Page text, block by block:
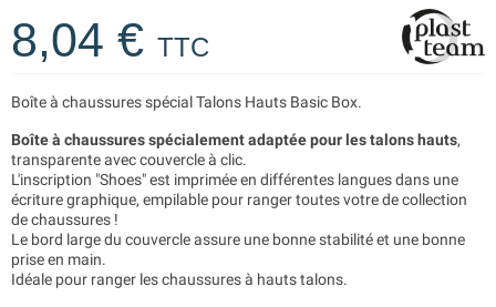
8,04 € TTC
Boîte à chaussures spécial Talons Hauts Basic Box.
Boîte à chaussures spécialement adaptée pour les talons hauts,
transparente avec couvercle à clic.
L'inscription "Shoes" est imprimée en différentes langues dans une
écriture graphique, empilable pour ranger toutes votre de collection
de chaussures !
Le bord large du couvercle assure une bonne stabilité et une bonne
prise en main.
Idéale pour ranger les chaussures à hauts talons.